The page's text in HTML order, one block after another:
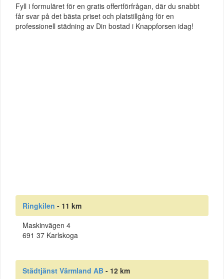
Fyll i formuläret för en gratis offertförfrågan, där du snabbt
får svar på det bästa priset och platstillgång för en
professionell städning av Din bostad i Knappforsen idag!
Ringkilen - 11 km
Maskinvägen 4
691 37 Karlskoga
Städtjänst Värmland AB - 12 km